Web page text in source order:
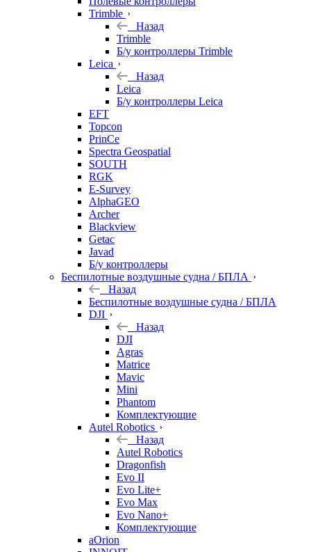
Trimble
Назад
Trimble
Б/у контроллеры Trimble
Leica
Назад
Leica
Б/у контроллеры Leica
EFT
Topcon
PrinCe
Spectra Geospatial
SOUTH
RGK
E-Survey
AlphaGEO
Archer
Blackview
Getac
Javad
Б/у контроллеры
Беспилотные воздушные судна / БПЛА
Назад
Беспилотные воздушные судна / БПЛА
DJI
Назад
DJI
Agras
Matrice
Mavic
Mini
Phantom
Комплектующие
Autel Robotics
Назад
Autel Robotics
Dragonfish
Evo II
Evo Lite+
Evo Max
Evo Nano+
Комплектующие
aOrion